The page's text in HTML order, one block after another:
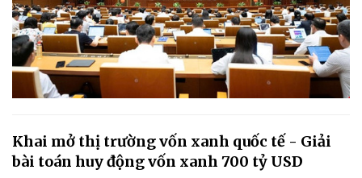
Khai mở thị trường vốn xanh quốc tế - Giải
bài toán huy động vốn xanh 700 tỷ USD